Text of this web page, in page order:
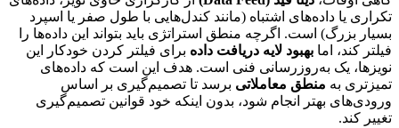
تکراری یا داده‌های اشتباه (مانند کندل‌هایی با طول صفر یا اسپرد
بسیار بزرگ) است. اگرچه منطق استراتژی باید بتواند این داده‌ها را
فیلتر کند، اما بهبود لایه دریافت داده برای فیلتر کردن خودکار این
نویزها، یک به‌روزرسانی فنی است. هدف این است که داده‌های
تمیزتری به منطق معاملاتی برسد تا تصمیم‌گیری بر اساس
ورودی‌های بهتر انجام شود، بدون اینکه خود قوانین تصمیم‌گیری
تغییر کند.